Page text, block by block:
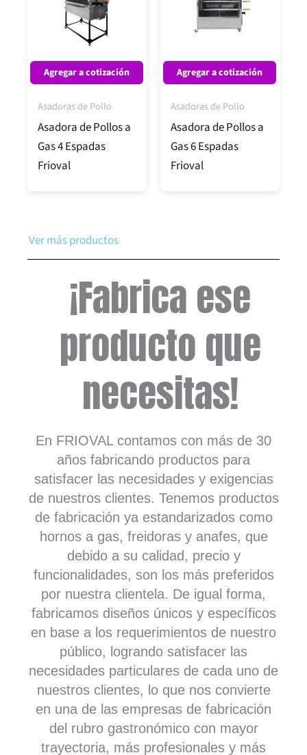
Agregar a cotización
Asadoras de Pollo
Asadora de Pollos a
Gas 4 Espadas
Frioval
Agregar a cotización
Asadoras de Pollo
Asadora de Pollos a
Gas 6 Espadas
Frioval
Ver más productos
¡Fabrica ese
producto que
necesitas!
En FRIOVAL contamos con más de 30
años fabricando productos para
satisfacer las necesidades y exigencias
de nuestros clientes. Tenemos productos
de fabricación ya estandarizados como
hornos a gas, freidoras y anafes, que
debido a su calidad, precio y
funcionalidades, son los más preferidos
por nuestra clientela. De igual forma,
fabricamos diseños únicos y específicos
en base a los requerimientos de nuestro
público, logrando satisfacer las
necesidades particulares de cada uno de
nuestros clientes, lo que nos convierte
en una de las empresas de fabricación
del rubro gastronómico con mayor
trayectoria, más profesionales y más